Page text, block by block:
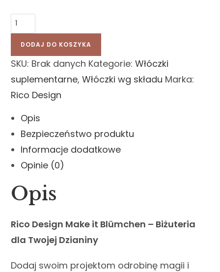
DODAJ DO KOSZYKA
SKU: Brak danych Kategorie:Włóczki
suplementarne,Włóczki wg składu Marka:
Rico Design
Opis
Bezpieczeństwo produktu
Informacje dodatkowe
Opinie (0)
Opis
Rico Design Make it Blümchen – Biżuteria
dla Twojej Dzianiny
Dodaj swoim projektom odrobinę magii i